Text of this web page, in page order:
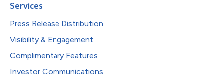
Services
Press Release Distribution
Visibility & Engagement
Complimentary Features
Investor Communications